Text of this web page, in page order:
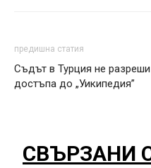
предишна статия
Съдът в Турция не разреши
достъпа до „Уикипедия”
СВЪРЗАНИ